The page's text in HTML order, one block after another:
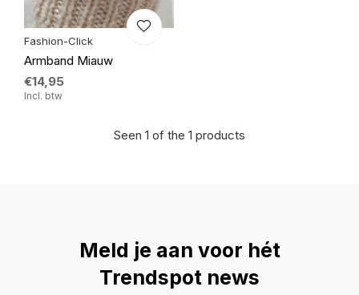
Fashion-Click
Armband Miauw
€14,95
Incl. btw
Seen 1 of the 1 products
Meld je aan voor hét
Trendspot news